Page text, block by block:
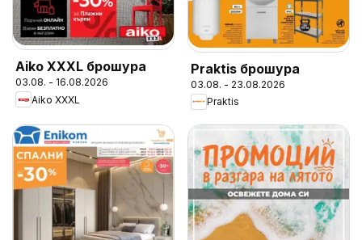
Aiko XXXL брошура
03.08. - 16.08.2026
Aiko XXXL
Praktis брошура
03.08. - 23.08.2026
Praktis